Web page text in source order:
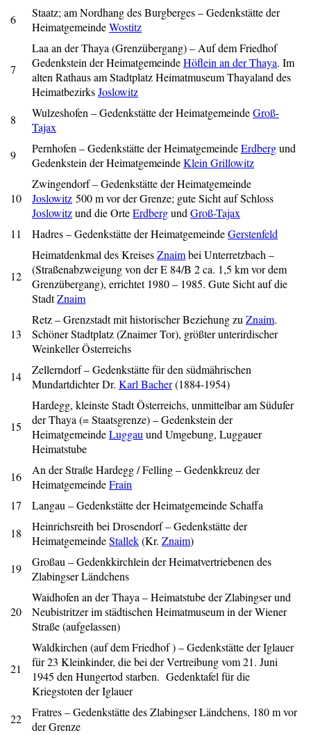
6
Staatz; am Nordhang des Burgberges – Gedenkstätte der
HeimatgemeindeWostitz
7
Laa an der Thaya (Grenzübergang) – Auf dem Friedhof
Gedenkstein der HeimatgemeindeHöflein an der Thaya. Im
alten Rathaus am Stadtplatz Heimatmuseum Thayaland des
HeimatbezirksJoslowitz
8
Wulzeshofen – Gedenkstätte der HeimatgemeindeGroß-
Tajax
9
Pernhofen – Gedenkstätte der HeimatgemeindeErdbergund
Gedenkstein der HeimatgemeindeKlein Grillowitz
10
Zwingendorf – Gedenkstätte der Heimatgemeinde
Joslowitz 500 m vor der Grenze; gute Sicht auf Schloss
Joslowitzund die OrteErdbergund Groß-Tajax
11
Hadres – Gedenkstätte der HeimatgemeindeGerstenfeld
12
Heimatdenkmal des KreisesZnaimbei Unterretzbach –
(Straßenabzweigung von der E 84/B 2 ca. 1,5 km vor dem
Grenzübergang), errichtet 1980 – 1985. Gute Sicht auf die
StadtZnaim
13
Retz – Grenzstadt mit historischer Beziehung zu Znaim.
Schöner Stadtplatz (Znaimer Tor), größter unterirdischer
Weinkeller Österreichs
14
Zellerndorf – Gedenkstätte für den südmährischen
Mundartdichter Dr. Karl Bacher(1884-1954)
15
Hardegg, kleinste Stadt Österreichs, unmittelbar am Südufer
der Thaya (= Staatsgrenze) – Gedenkstein der
HeimatgemeindeLuggau und Umgebung, Luggauer
Heimatstube
16
An der Straße Hardegg / Felling – Gedenkkreuz der
HeimatgemeindeFrain
17
Langau – Gedenkstätte der Heimatgemeinde Schaffa
18
Heinrichsreith bei Drosendorf – Gedenkstätte der
HeimatgemeindeStallek(Kr. Znaim)
19
Großau – Gedenkkirchlein der Heimatvertriebenen des
Zlabingser Ländchens
20
Waidhofen an der Thaya – Heimatstube der Zlabingser und
Neubistritzer im städtischen Heimatmuseum in der Wiener
Straße (aufgelassen)
21
Waldkirchen (auf dem Friedhof ) – Gedenkstätte der Iglauer
für 23 Kleinkinder, die bei der Vertreibung vom 21. Juni
1945 den Hungertod starben. Gedenktafel für die
Kriegstoten der Iglauer
22
Fratres – Gedenkstätte des Zlabingser Ländchens, 180 m vor
der Grenze